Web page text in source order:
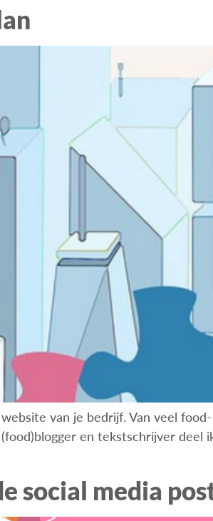
van je bedrijf. Van veel
en tekstschrijver deel
social media